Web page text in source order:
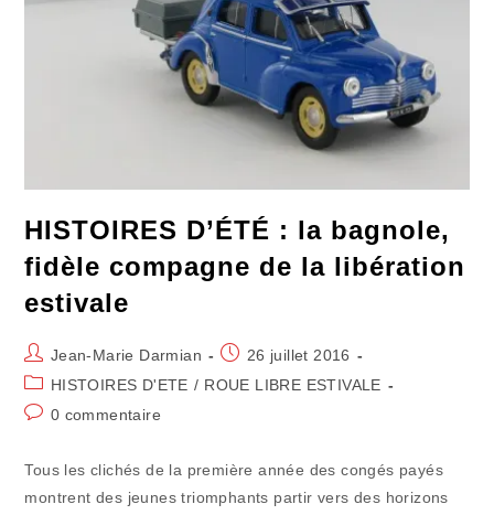
HISTOIRES D’ÉTÉ : la bagnole,
fidèle compagne de la libération
estivale
Auteur/autrice
de
la
publication :
Jean-Marie Darmian
Publication
publiée :
26 juillet 2016
Post
category:
HISTOIRES D'ETE / ROUE LIBRE ESTIVALE
Commentaires
0 commentaire
Tous les clichés de la première année des congés payés
montrent des jeunes triomphants partir vers des horizons